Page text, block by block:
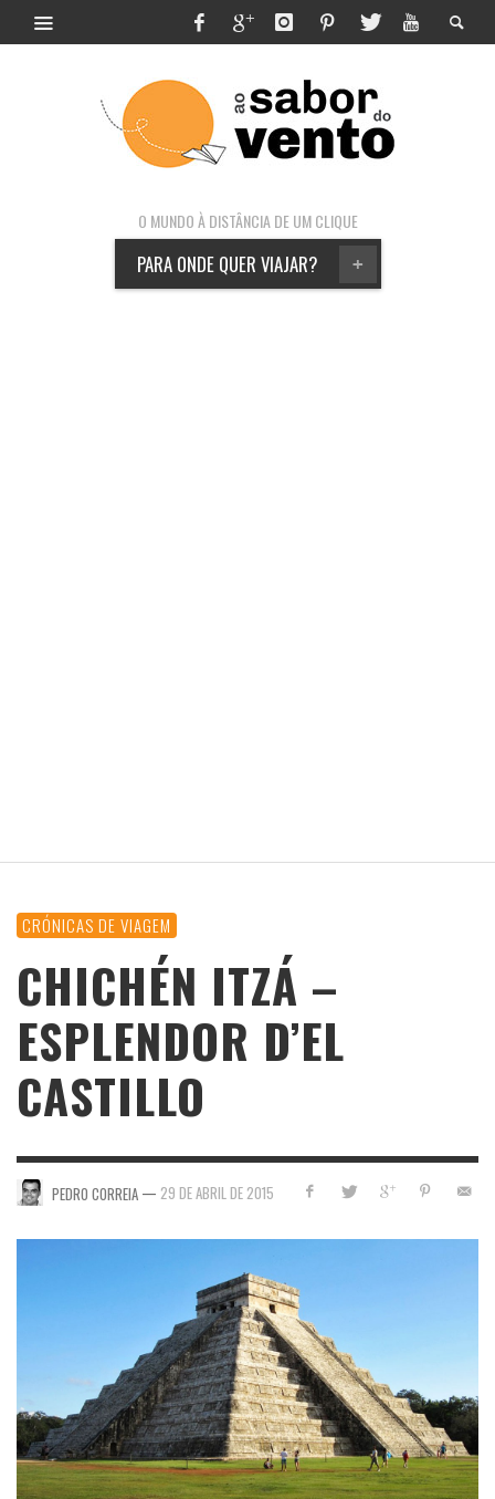
O MUNDO À DISTÂNCIA DE UM CLIQUE
+
PARA ONDE QUER VIAJAR?
CRÓNICAS DE VIAGEM
CHICHÉN ITZÁ –
ESPLENDOR D’EL
CASTILLO
PEDRO CORREIA — 29 DE ABRIL DE 2015